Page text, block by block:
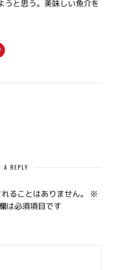
うと思う。美味しい魚介を
A REPLY
ることはありません。
※
は必須項目です